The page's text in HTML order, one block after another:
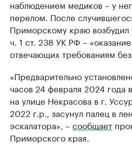
наблюдением медиков – у
перелом. После
Приморскому краю возбудил
ч. 1 ст. 238 УК РФ –
отвечающих требованиям
«Предварительно
часов 24 февраля 2024 года
на улице Некрасова в г.
2022 г.р., засунул палец в
эскалатора», –сообщает
Приморского края.